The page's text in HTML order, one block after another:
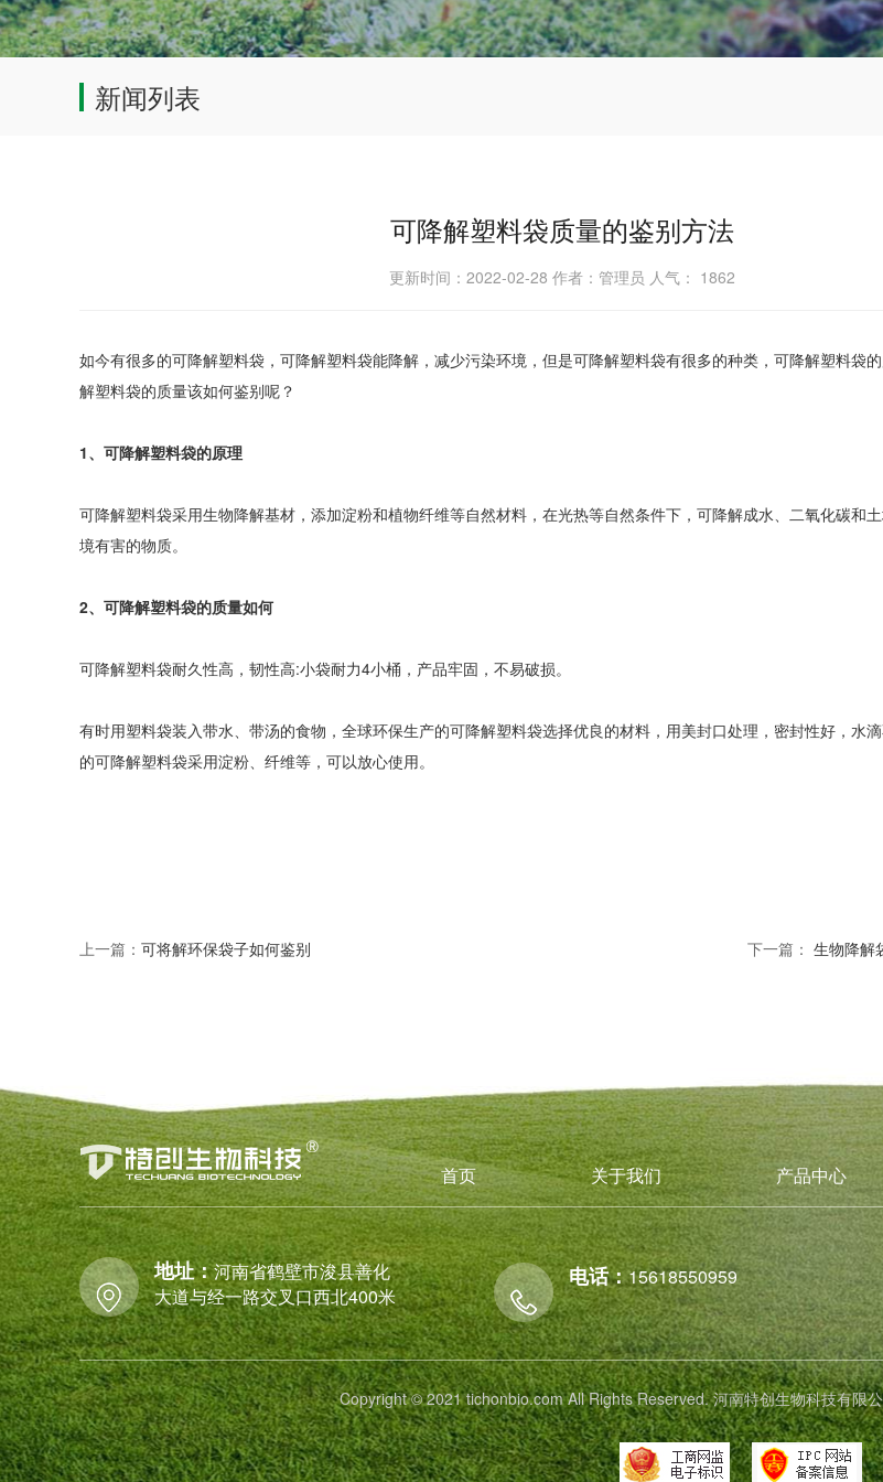
新闻列表
可降解塑料袋质量的鉴别方法
更新时间：2022-02-28 作者：管理员 人气： 1862
如今有很多的可降解塑料袋，可降解塑料袋能降解，减少污染环境，但是可降解塑料袋有很多的种类，可降解塑料袋
解塑料袋的质量该如何鉴别呢？
1、可降解塑料袋的原理
可降解塑料袋采用生物降解基材，添加淀粉和植物纤维等自然材料，在光热等自然条件下，可降解成水、二氧化碳和
境有害的物质。
2、可降解塑料袋的质量如何
可降解塑料袋耐久性高，韧性高:小袋耐力4小桶，产品牢固，不易破损。
有时用塑料袋装入带水、带汤的食物，全球环保生产的可降解塑料袋选择优良的材料，用美封口处理，密封性好，水
的可降解塑料袋采用淀粉、纤维等，可以放心使用。
上一篇： 可将解环保袋子如何鉴别 下一篇： 生物降解
首页 关于我们 产品中心
地址：河南省鹤壁市浚县善化
大道与经一路交叉口西北400米
电话：15618550959
Copyright © 2021 tichonbio.com All Rights Reserved. 河南特创生物科技有限